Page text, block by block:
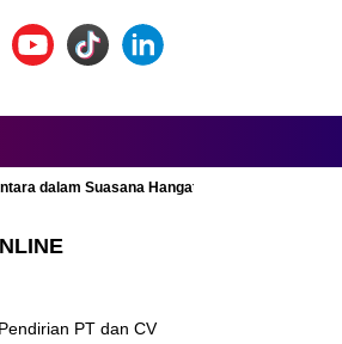
dalam Suasana Hangat dan Nyaman
PT dan CV